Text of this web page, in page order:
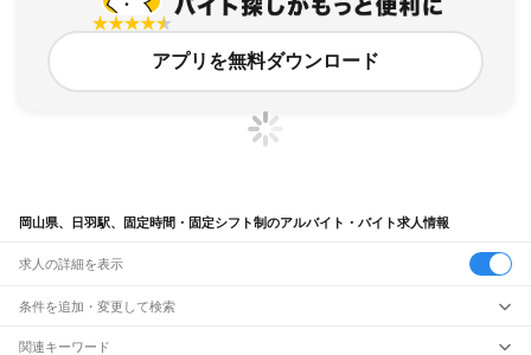
アプリを無料ダウンロード
岡山県、日羽駅、固定時間・固定シフト制のアルバイト・バイト求人情報
求人の詳細を表示
条件を追加・変更して検索
市区町村を追加・変更
関連キーワード